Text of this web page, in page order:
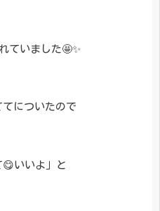
ていました🤩✨
についたので
😋いいよ」と